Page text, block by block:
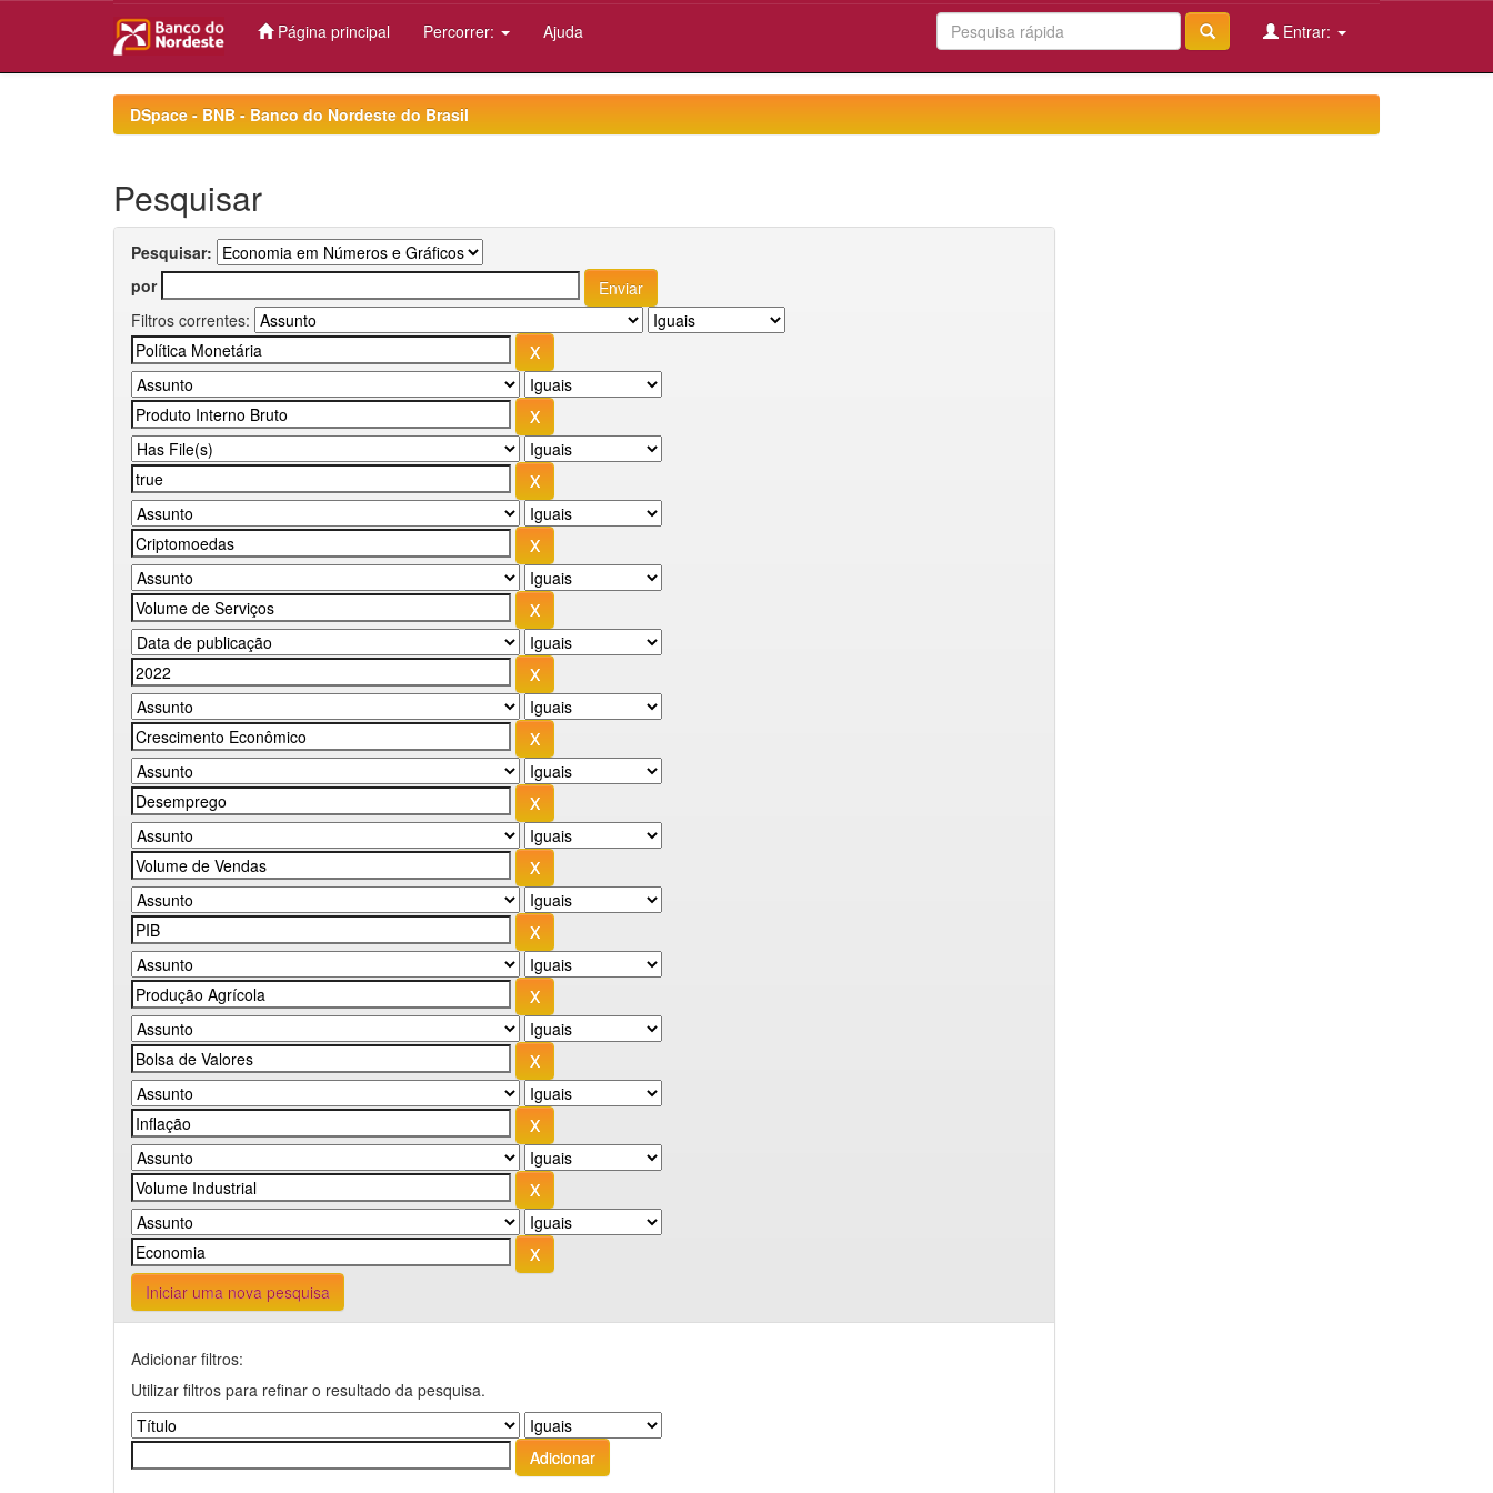
Página principal Percorrer: Ajuda Entrar:
DSpace - BNB - Banco do Nordeste do Brasil
Pesquisar
Pesquisar:
por
Filtros correntes:
Iniciar uma nova pesquisa
Adicionar filtros:
Utilizar filtros para refinar o resultado da pesquisa.